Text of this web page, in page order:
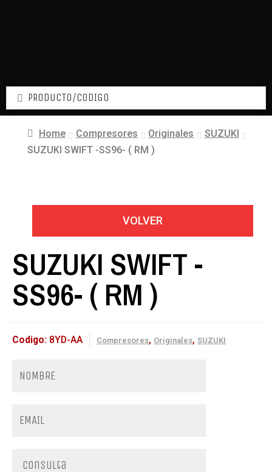
Home Compresores Originales
SUZUKI
SUZUKI SWIFT -SS96- ( RM )
VOLVER
SUZUKI SWIFT -
SS96- ( RM )
Codigo: 8YD-AA Compresores, Originales, SUZUKI